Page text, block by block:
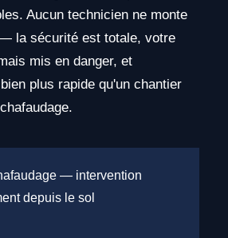
Aucun technicien ne monte
la sécurité est totale, votre
mis en danger, et
plus rapide qu'un chantier
— intervention
depuis le sol